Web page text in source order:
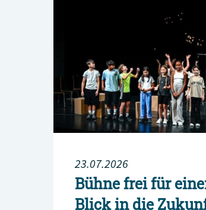
23.07.2026
Bühne frei für
Blick in die